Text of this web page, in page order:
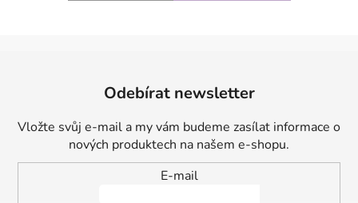
Odebírat newsletter
Vložte svůj e-mail a my vám budeme zasílat informace o
nových produktech na našem e-shopu.
E-mail